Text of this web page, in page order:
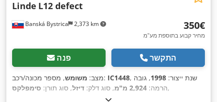
Banská Bystrica 2,373 km
Linde L12 defect
‏350 ‏€
מחיר קבוע בתוספת מע"מ
פנה התקשר
מצב: משומש , מספר מכונה/רכב: IC1448 , שנת ייצור: 1998, גובה
הרמה: 2,924 מ"מ , סוג דלק: דיזל, סוג תורן: סימפלקס ,